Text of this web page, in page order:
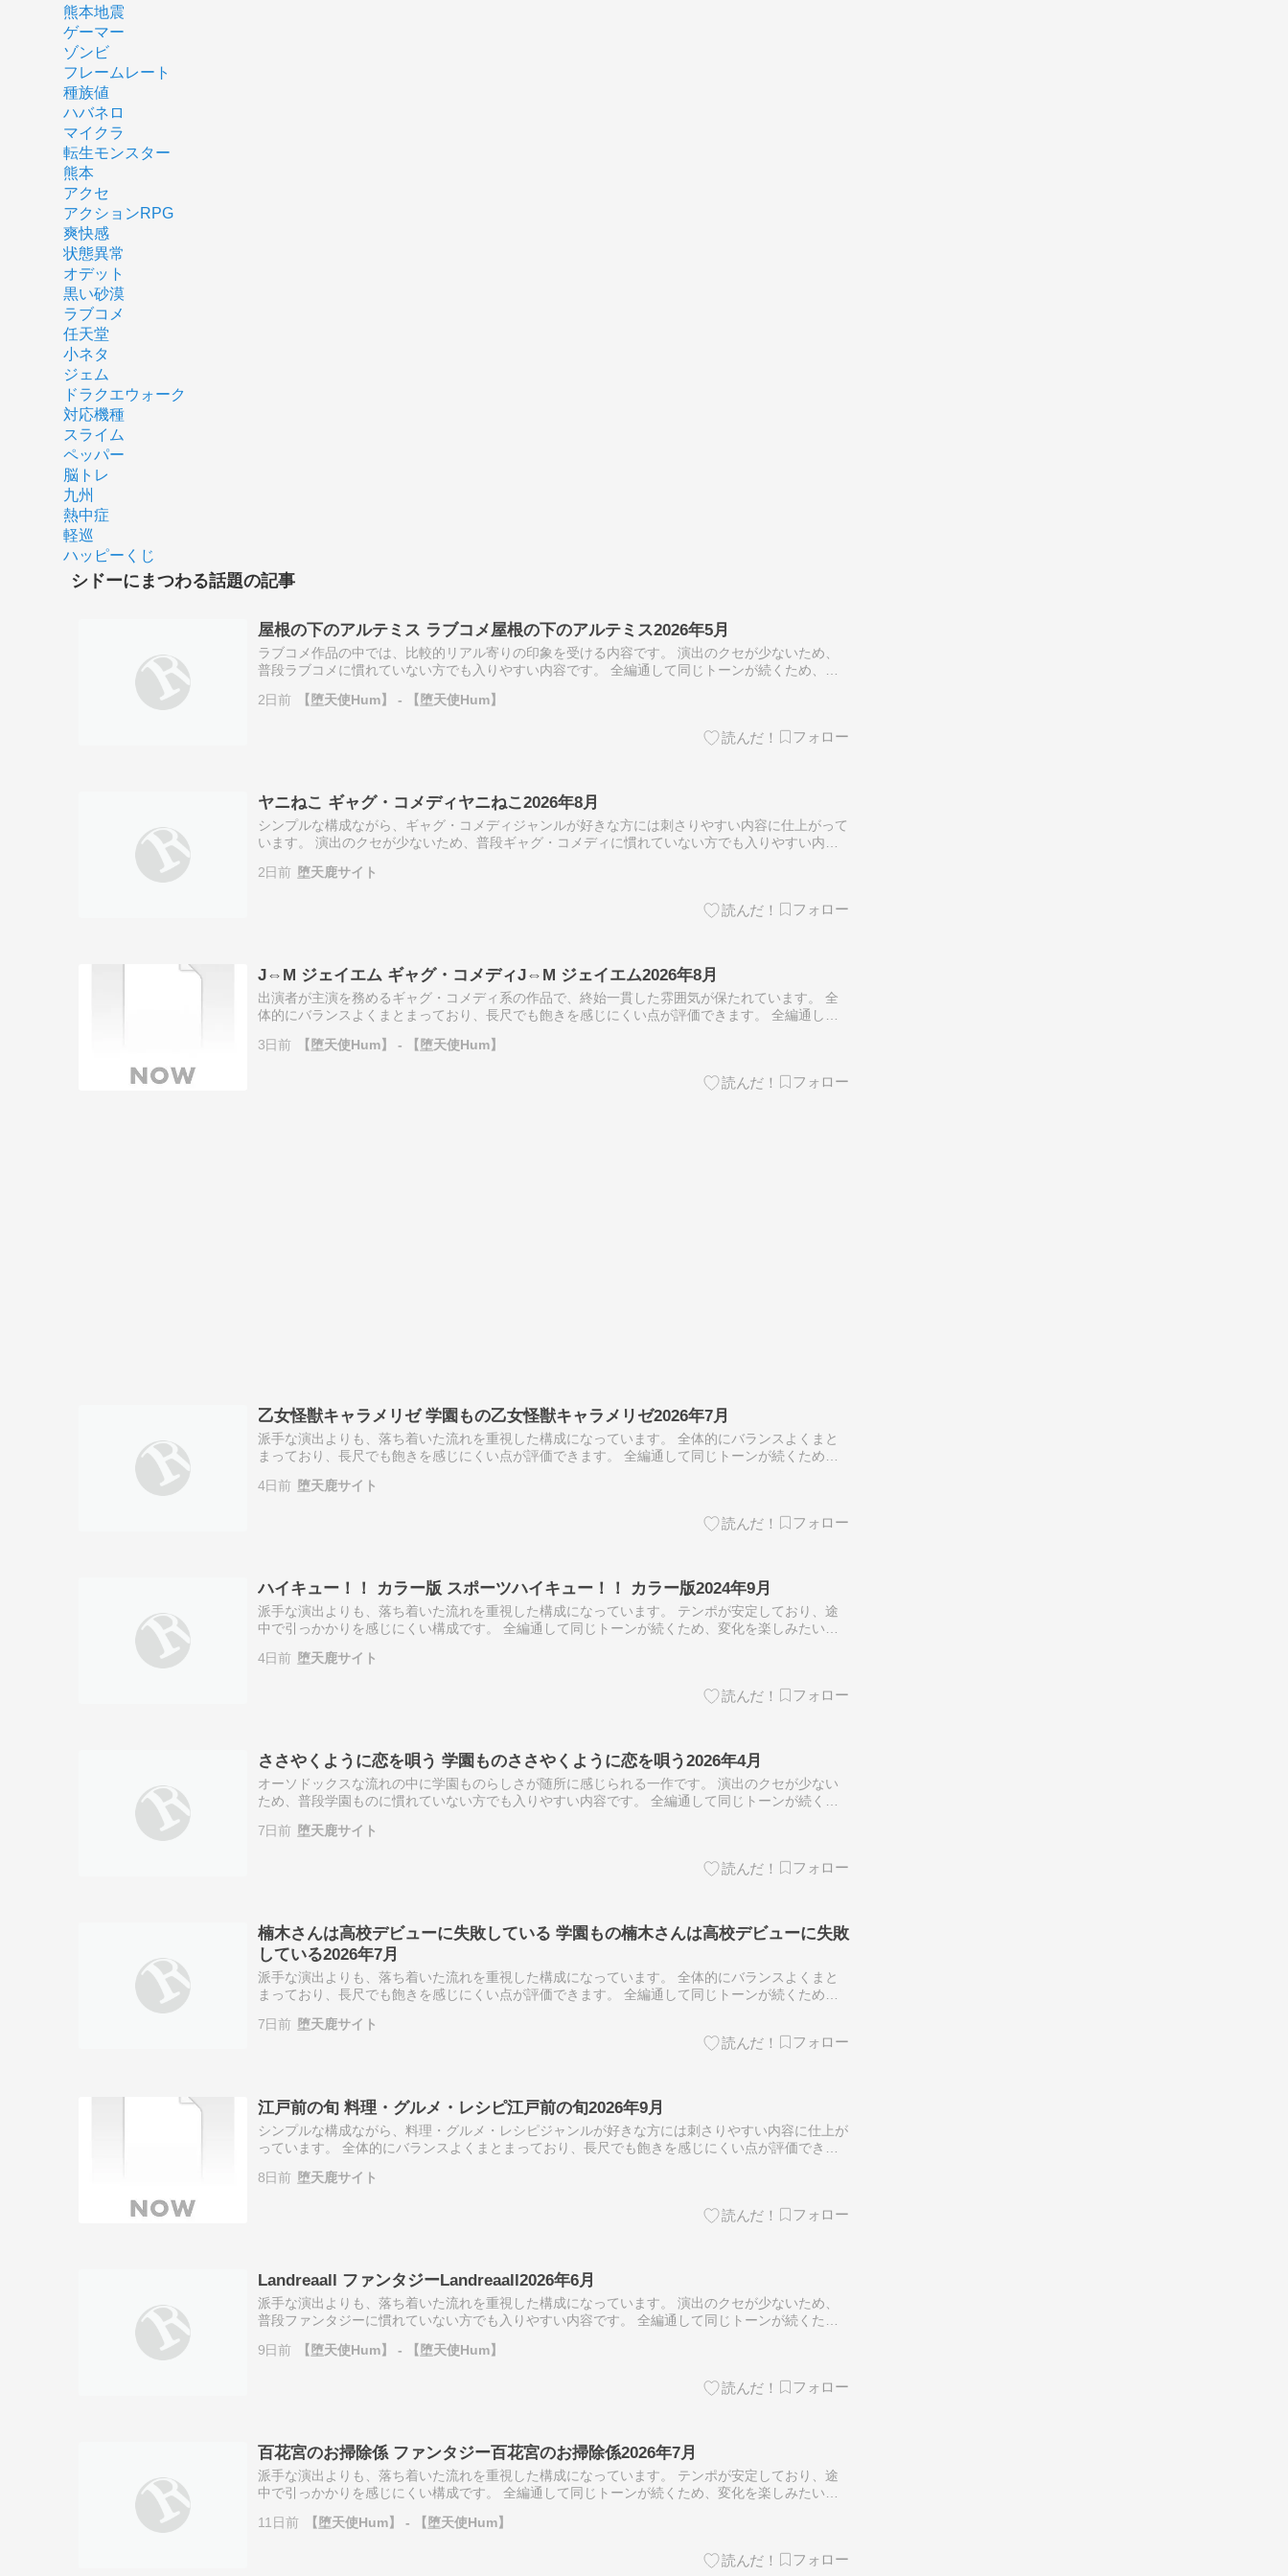
熊本地震
ゲーマー
ゾンビ
フレームレート
種族値
ハバネロ
マイクラ
転生モンスター
熊本
アクセ
アクションRPG
爽快感
状態異常
オデット
黒い砂漠
ラブコメ
任天堂
小ネタ
ジェム
ドラクエウォーク
対応機種
スライム
ペッパー
脳トレ
九州
熱中症
軽巡
ハッピーくじ
シドーにまつわる話題の記事
屋根の下のアルテミス ラブコメ屋根の下のアルテミス2026年5月
ラブコメ作品の中では、比較的リアル寄りの印象を受ける内容です。 演出のクセが少ないため、
普段ラブコメに慣れていない方でも入りやすい内容です。 全編通して同じトーンが続くため、変
は、向かない内容…
2日前 【堕天使Hum】 - 【堕天使Hum】
ヤニねこ ギャグ・コメディヤニねこ2026年8月
シンプルな構成ながら、ギャグ・コメディジャンルが好きな方には刺さりやすい内容に仕上がって
います。 演出のクセが少ないため、普段ギャグ・コメディに慣れていない方でも入りやすい内容
激しい展開や…
2日前 堕天鹿サイト
J⇔M ジェイエム ギャグ・コメディJ⇔M ジェイエム2026年8月
出演者が主演を務めるギャグ・コメディ系の作品で、終始一貫した雰囲気が保たれています。 全
体的にバランスよくまとまっており、長尺でも飽きを感じにくい点が評価できます。 全編通して
様な演出を求め…
3日前 【堕天使Hum】 - 【堕天使Hum】
乙女怪獣キャラメリゼ 学園もの乙女怪獣キャラメリゼ2026年7月
派手な演出よりも、落ち着いた流れを重視した構成になっています。 全体的にバランスよくまと
まっており、長尺でも飽きを感じにくい点が評価できます。 全編通して同じトーンが続くため、
時間でインパク…
4日前 堕天鹿サイト
ハイキュー！！ カラー版 スポーツハイキュー！！ カラー版2024年9月
派手な演出よりも、落ち着いた流れを重視した構成になっています。 テンポが安定しており、途
中で引っかかりを感じにくい構成です。 全編通して同じトーンが続くため、変化を楽しみたい方
やすい作品かも…
4日前 堕天鹿サイト
ささやくように恋を唄う 学園ものささやくように恋を唄う2026年4月
オーソドックスな流れの中に学園ものらしさが随所に感じられる一作です。 演出のクセが少ない
ため、普段学園ものに慣れていない方でも入りやすい内容です。 全編通して同じトーンが続くた
り、雰囲気重視の…
7日前 堕天鹿サイト
楠木さんは高校デビューに失敗している 学園もの楠木さんは高校デビューに失敗
している2026年7月
派手な演出よりも、落ち着いた流れを重視した構成になっています。 全体的にバランスよくまと
まっており、長尺でも飽きを感じにくい点が評価できます。 全編通して同じトーンが続くため、
は、単調に映る可…
7日前 堕天鹿サイト
江戸前の旬 料理・グルメ・レシピ江戸前の旬2026年9月
シンプルな構成ながら、料理・グルメ・レシピジャンルが好きな方には刺さりやすい内容に仕上が
っています。 全体的にバランスよくまとまっており、長尺でも飽きを感じにくい点が評価できま
しい展開やサ…
8日前 堕天鹿サイト
Landreaall ファンタジーLandreaall2026年6月
派手な演出よりも、落ち着いた流れを重視した構成になっています。 演出のクセが少ないため、
普段ファンタジーに慣れていない方でも入りやすい内容です。 全編通して同じトーンが続くた
には、単調に映る…
9日前 【堕天使Hum】 - 【堕天使Hum】
百花宮のお掃除係 ファンタジー百花宮のお掃除係2026年7月
派手な演出よりも、落ち着いた流れを重視した構成になっています。 テンポが安定しており、途
中で引っかかりを感じにくい構成です。 全編通して同じトーンが続くため、変化を楽しみたい方
求める方や、ス…
11日前 【堕天使Hum】 - 【堕天使Hum】